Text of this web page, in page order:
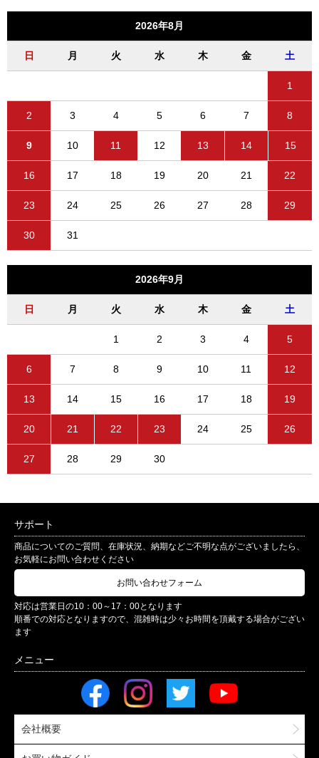
2026年8月
日 月 火 水 木 金 土
1
2 3 4 5 6 7 8
9 10 11 12 13 14 15
16 17 18 19 20 21 22
23 24 25 26 27 28 29
30 31
2026年9月
日 月 火 水 木 金 土
1 2 3 4 5
6 7 8 9 10 11 12
13 14 15 16 17 18 19
20 21 22 23 24 25 26
27 28 29 30
サポート
商品についてのご質問、在庫状況、納期などご不明な点がございましたら、
お気軽にお問い合わせください
お問い合わせフォーム
対応は営業日の10：00～17：00となります
順番での対応となりますので、混雑時は少々お時間を頂戴する場合がござい
ます
会社概要